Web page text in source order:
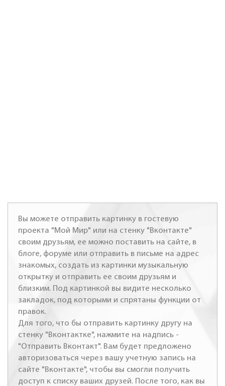
Вы можете отправить картинку в гостевую
проекта "Мой Мир" или на стенку "Вконтакте"
своим друзьям, ее можно поставить на сайте, в
блоге, форуме или отправить в письме на адрес
знакомых, создать из картинки музыкальную
открытку и отправить ее своим друзьям и
близким. Под картинкой вы видите несколько
закладок, под которыми и спрятаны функции от
правок.
Для того, что бы отправить картинку другу на
стенку "Вконтактке", нажмите на надпись -
"Отправить Вконтакт". Вам будет предложено
авторизоваться через вашу учетную запись на
сайте "Вконтакте", чтобы вы смогли получить
доступ к списку ваших друзей. После того, как вы